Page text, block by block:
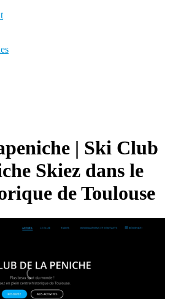
| Ski Club
Skiez dans le
de Toulouse